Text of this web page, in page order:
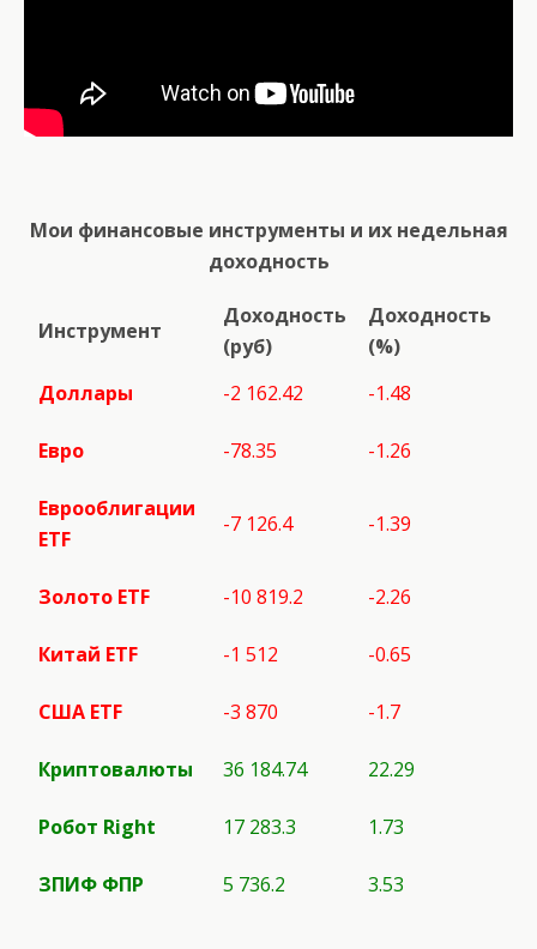
Мои финансовые инструменты и их недельная
доходность
Инструмент
Доходность
(руб)
Доходность
(%)
Доллары
-2 162.42 -1.48
Евро -78.35 -1.26
Еврооблигации
ETF
-7 126.4 -1.39
Золото ETF -10 819.2 -2.26
Китай ETF -1 512 -0.65
США ETF -3 870 -1.7
Криптовалюты 36 184.74 22.29
Робот Right 17 283.3 1.73
ЗПИФ ФПР 5 736.2 3.53